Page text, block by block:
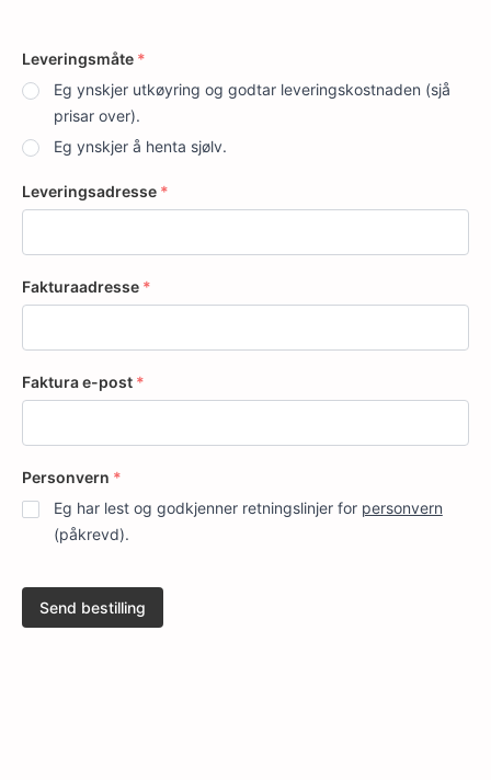
Leveringsmåte *
Eg ynskjer utkøyring og godtar leveringskostnaden (sjå
prisar over).
Eg ynskjer å henta sjølv.
Leveringsadresse *
Fakturaadresse *
Faktura e-post *
Personvern *
Eg har lest og godkjenner retningslinjer for personvern
(påkrevd).
Send bestilling